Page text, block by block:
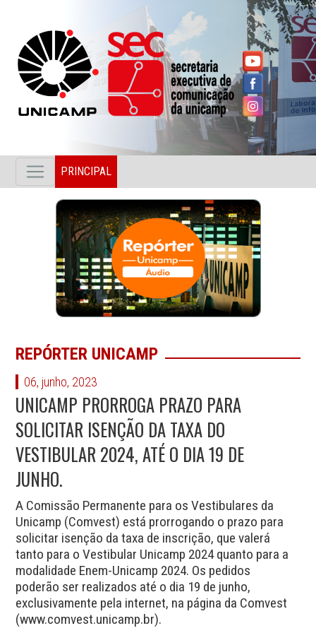
PRINCIPAL
REPÓRTER UNICAMP
06, junho, 2023
UNICAMP PRORROGA PRAZO PARA
SOLICITAR ISENÇÃO DA TAXA DO
VESTIBULAR 2024, ATÉ O DIA 19 DE
JUNHO.
A Comissão Permanente para os Vestibulares da
Unicamp (Comvest) está prorrogando o prazo para
solicitar isenção da taxa de inscrição, que valerá
tanto para o Vestibular Unicamp 2024 quanto para a
modalidade Enem-Unicamp 2024. Os pedidos
poderão ser realizados até o dia 19 de junho,
exclusivamente pela internet, na página da Comvest
(www.comvest.unicamp.br).